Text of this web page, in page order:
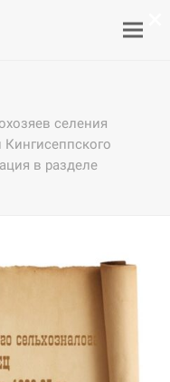
селения
в разделе